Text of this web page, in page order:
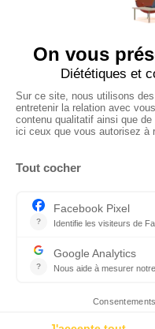
Poster un Job
Ajouter mon salon
À PROPOS
Ajouter mon salon
Conditions Générales de Vente
Politique de Confidentialité
Mentions Légales